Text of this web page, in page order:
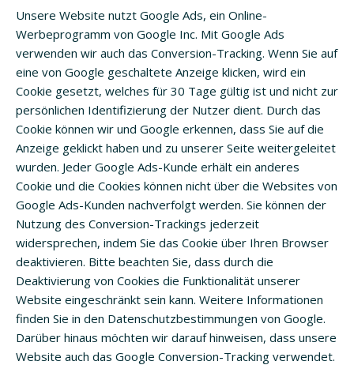
Unsere Website nutzt Google Ads, ein Online-
Werbeprogramm von Google Inc. Mit Google Ads
verwenden wir auch das Conversion-Tracking. Wenn Sie auf
eine von Google geschaltete Anzeige klicken, wird ein
Cookie gesetzt, welches für 30 Tage gültig ist und nicht zur
persönlichen Identifizierung der Nutzer dient. Durch das
Cookie können wir und Google erkennen, dass Sie auf die
Anzeige geklickt haben und zu unserer Seite weitergeleitet
wurden. Jeder Google Ads-Kunde erhält ein anderes
Cookie und die Cookies können nicht über die Websites von
Google Ads-Kunden nachverfolgt werden. Sie können der
Nutzung des Conversion-Trackings jederzeit
widersprechen, indem Sie das Cookie über Ihren Browser
deaktivieren. Bitte beachten Sie, dass durch die
Deaktivierung von Cookies die Funktionalität unserer
Website eingeschränkt sein kann. Weitere Informationen
finden Sie in den Datenschutzbestimmungen von Google.
Darüber hinaus möchten wir darauf hinweisen, dass unsere
Website auch das Google Conversion-Tracking verwendet.